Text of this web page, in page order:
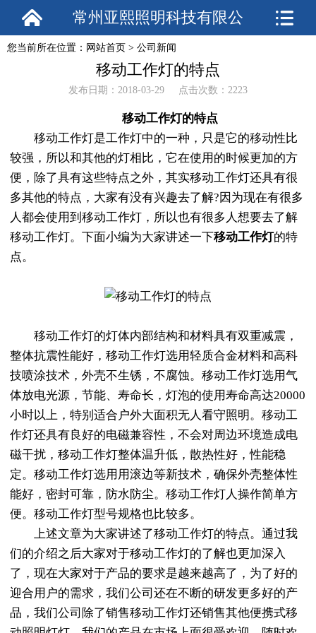
常州亚熙照明科技有限公
司
您当前所在位置： 网站首页 > 公司新闻
移动工作灯的特点
发布日期：2018-03-29 点击次数：2223
移动工作灯的特点
移动工作灯是工作灯中的一种，只是它的移动性比
较强，所以和其他的灯相比，它在使用的时候更加的方
便，除了具有这些特点之外，其实移动工作灯还具有很
多其他的特点，大家有没有兴趣去了解?因为现在有很多
人都会使用到移动工作灯，所以也有很多人想要去了解
移动工作灯。下面小编为大家讲述一下移动工作灯的特
点。
移动工作灯的灯体内部结构和材料具有双重减震，
整体抗震性能好，移动工作灯选用轻质合金材料和高科
技喷涂技术，外壳不生锈，不腐蚀。移动工作灯选用气
体放电光源，节能、寿命长，灯泡的使用寿命高达20000
小时以上，特别适合户外大面积无人看守照明。移动工
作灯还具有良好的电磁兼容性，不会对周边环境造成电
磁干扰，移动工作灯整体温升低，散热性好，性能稳
定。移动工作灯选用用滚边等新技术，确保外壳整体性
能好，密封可靠，防水防尘。移动工作灯人操作简单方
便。移动工作灯型号规格也比较多。
上述文章为大家讲述了移动工作灯的特点。通过我
们的介绍之后大家对于移动工作灯的了解也更加深入
了，现在大家对于产品的要求是越来越高了，为了好的
迎合用户的需求，我们公司还在不断的研发更多好的产
品，我们公司除了销售移动工作灯还销售其他便携式移